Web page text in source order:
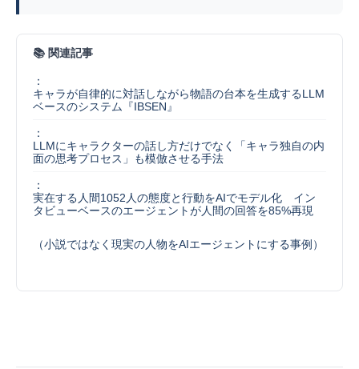
📚 関連記事
：
キャラが自律的に対話しながら物語の台本を生成するLLM
ベースのシステム『IBSEN』
：
LLMにキャラクターの話し方だけでなく「キャラ独自の内
面の思考プロセス」も模倣させる手法
：
実在する人間1052人の態度と行動をAIでモデル化 イン
タビューベースのエージェントが人間の回答を85%再現
（小説ではなく現実の人物をAIエージェントにする事例）